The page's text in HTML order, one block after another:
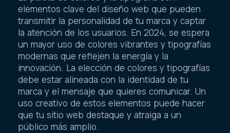
elementos clave del diseño web que pueden
transmitir la personalidad de tu marca y captar
la atención de los usuarios. En 2024, se espera
un mayor uso de colores vibrantes y tipografías
modernas que reflejen la energía y la
innovación. La elección de colores y tipografías
debe estar alineada con la identidad de tu
marca y el mensaje que quieres comunicar. Un
uso creativo de estos elementos puede hacer
que tu sitio web destaque y atraiga a un
público más amplio.